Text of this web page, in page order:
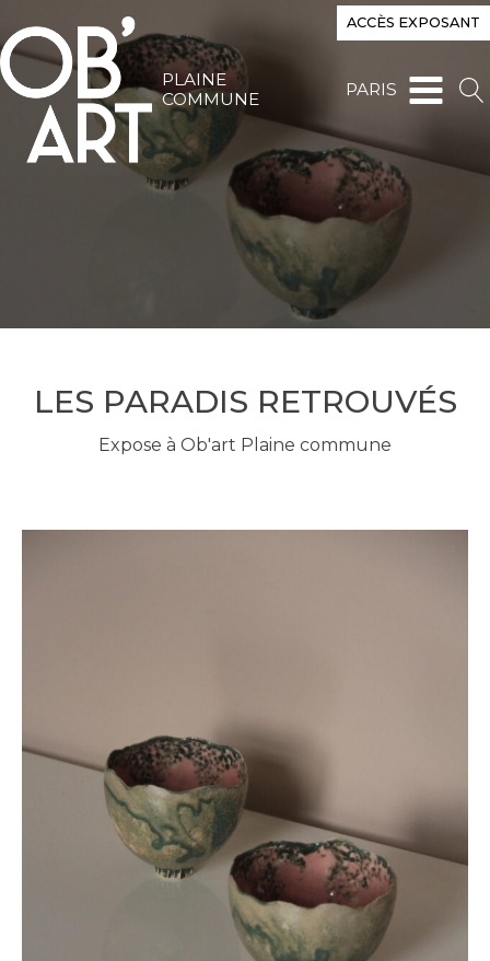
ACCÈS EXPOSANT
PLAINE
COMMUNE
PARIS
LES PARADIS RETROUVÉS
Expose à Ob'art Plaine commune